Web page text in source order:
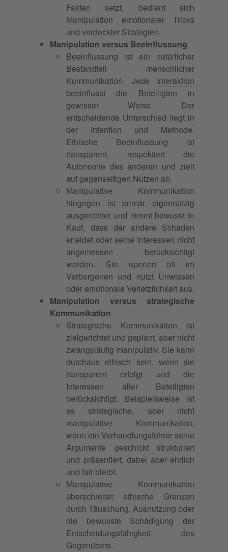
Fakten setzt, bedient sich
Manipulation emotionaler Tricks
und verdeckter Strategien.
Manipulation versus Beeinflussung
Beeinflussung ist ein natürlicher
Bestandteil menschlicher
Kommunikation. Jede Interaktion
beeinflusst die Beteiligten in
gewisser Weise. Der
entscheidende Unterschied liegt in
der Intention und Methode.
Ethische Beeinflussung ist
transparent, respektiert die
Autonomie des anderen und zielt
auf gegenseitigen Nutzen ab.
Manipulative Kommunikation
hingegen ist primär eigennützig
ausgerichtet und nimmt bewusst in
Kauf, dass der andere Schaden
erleidet oder seine Interessen nicht
angemessen berücksichtigt
werden. Sie operiert oft im
Verborgenen und nutzt Unwissen
oder emotionale Verletzlichkeit aus.
Manipulation versus strategische
Kommunikation
Strategische Kommunikation ist
zielgerichtet und geplant, aber nicht
zwangsläufig manipulativ. Sie kann
durchaus ethisch sein, wenn sie
transparent erfolgt und die
Interessen aller Beteiligten
berücksichtigt. Beispielsweise ist
es strategische, aber nicht
manipulative Kommunikation,
wenn ein Verhandlungsführer seine
Argumente geschickt strukturiert
und präsentiert, dabei aber ehrlich
und fair bleibt.
Manipulative Kommunikation
überschreitet ethische Grenzen
durch Täuschung, Ausnutzung oder
die bewusste Schädigung der
Entscheidungsfähigkeit des
Gegenübers.